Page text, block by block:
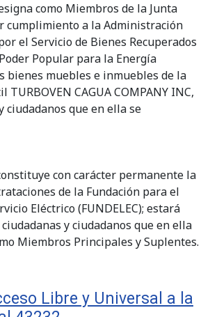
como Miembros de la Junta
cumplimiento a la Administración
el Servicio de Bienes Recuperados
Popular para la Energía
bienes muebles e inmuebles de la
TURBOVEN CAGUA COMPANY INC,
ciudadanos que en ella se
con carácter permanente la
de la Fundación para el
Eléctrico (FUNDELEC); estará
y ciudadanos que en ella
Miembros Principales y Suplentes.
Libre y Universal a la